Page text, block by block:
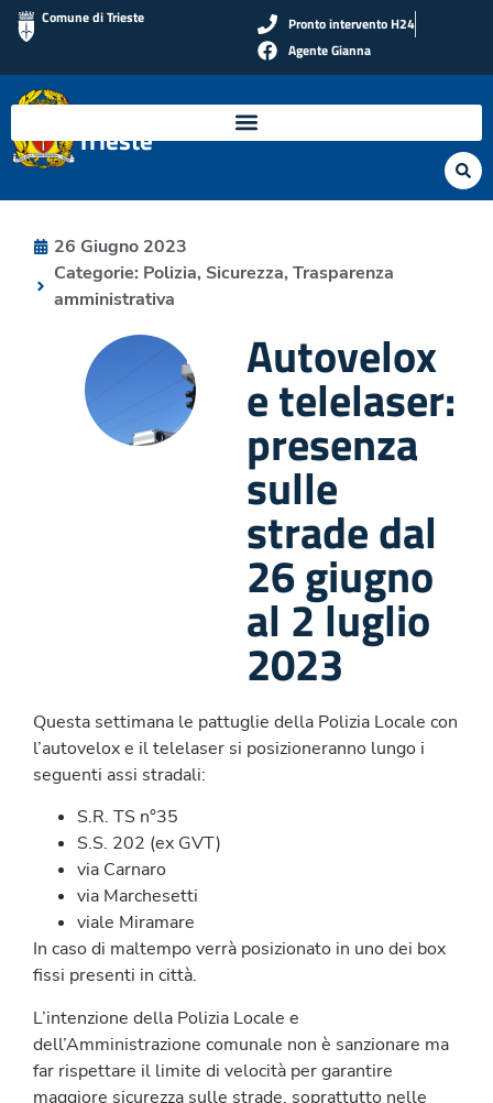
Comune di Trieste
Pronto intervento H24
Agente Gianna
Polizia Locale di
Trieste
26 Giugno 2023
Categorie: Polizia, Sicurezza, Trasparenza
amministrativa
Autovelox
e telelaser:
presenza
sulle
strade dal
26 giugno
al 2 luglio
2023
Questa settimana le pattuglie della Polizia Locale con
l’autovelox e il telelaser si posizioneranno lungo i
seguenti assi stradali:
S.R. TS n°35
S.S. 202 (ex GVT)
via Carnaro
via Marchesetti
viale Miramare
In caso di maltempo verrà posizionato in uno dei box
fissi presenti in città.
L’intenzione della Polizia Locale e
dell’Amministrazione comunale non è sanzionare ma
far rispettare il limite di velocità per garantire
maggiore sicurezza sulle strade, soprattutto nelle